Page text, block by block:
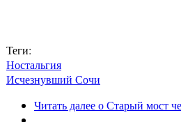
Теги:
Ностальгия
Исчезнувший Сочи
Читать далеео Старый мост